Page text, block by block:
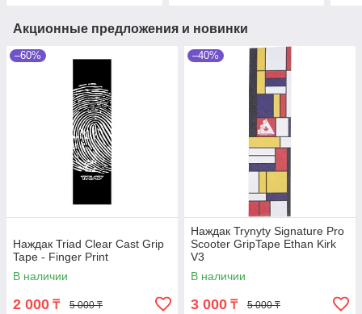
Акционные предложения и новинки
–60%
Наждак Triad Clear Cast Grip
Tape - Finger Print
В наличии
2 000 ₸ 5 000 ₸
–40%
Наждак Trynyty Signature Pro
Scooter GripTape Ethan Kirk
V3
В наличии
3 000 ₸ 5 000 ₸